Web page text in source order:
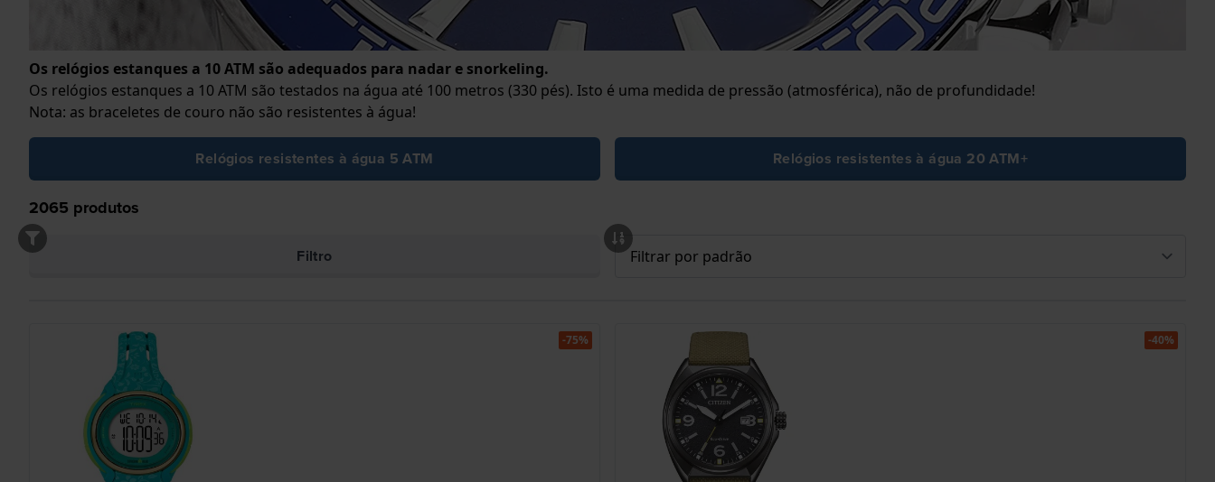
Os relógios estanques a 10 ATM são adequados para nadar e snorkeling.
Os relógios estanques a 10 ATM são testados na água até 100 metros (330 pés). Isto é uma medida de pressão (atmosférica), não de profundidade!
Nota: as braceletes de couro não são resistentes à água!
Relógios resistentes à água 5 ATM Relógios resistentes à água 20 ATM+
2065 produtos
Filtro
-75% -40%